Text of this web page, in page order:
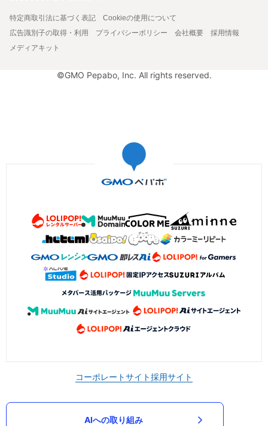
特定商取引法に基づく表記
Cookieの使用について
広告識別子の取得・利用
プライバシーポリシー 会社概要
採用情報
メディアキット
©GMO Pepabo, Inc. All rights reserved.
コーポレートサイト採用サイト
AIへの取り組み